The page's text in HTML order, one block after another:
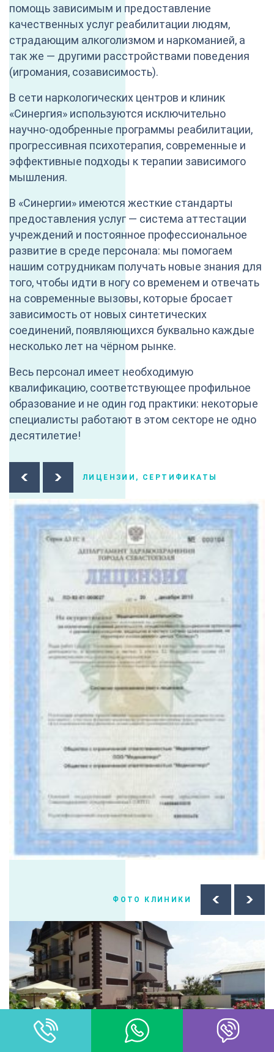
помощь зависимым и предоставление
качественных услуг реабилитации людям,
страдающим алкоголизмом и наркоманией, а
так же — другими расстройствами поведения
(игромания, созависимость).
В сети наркологических центров и клиник
«Синергия» используются исключительно
научно-одобренные программы реабилитации,
прогрессивная психотерапия, современные и
эффективные подходы к терапии зависимого
мышления.
В «Синергии» имеются жесткие стандарты
предоставления услуг — система аттестации
учреждений и постоянное профессиональное
развитие в среде персонала: мы помогаем
нашим сотрудникам получать новые знания для
того, чтобы идти в ногу со временем и отвечать
на современные вызовы, которые бросает
зависимость от новых синтетических
соединений, появляющихся буквально каждые
несколько лет на чёрном рынке.
Весь персонал имеет необходимую
квалификацию, соответствующее профильное
образование и не один год практики: некоторые
специалисты работают в этом секторе не одно
десятилетие!
ЛИЦЕНЗИИ, СЕРТИФИКАТЫ
ФОТО КЛИНИКИ